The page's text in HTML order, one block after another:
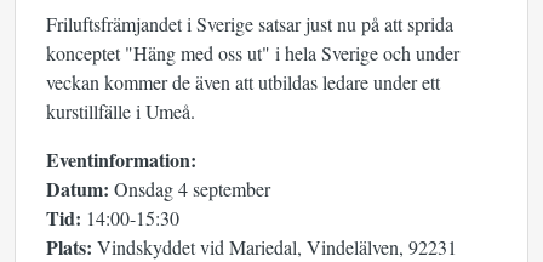
Friluftsfrämjandet i Sverige satsar just nu på att sprida
konceptet "Häng med oss ut" i hela Sverige och under
veckan kommer de även att utbildas ledare under ett
kurstillfälle i Umeå.
Eventinformation:
Datum: Onsdag 4 september
Tid: 14:00-15:30
Plats: Vindskyddet vid Mariedal, Vindelälven, 92231